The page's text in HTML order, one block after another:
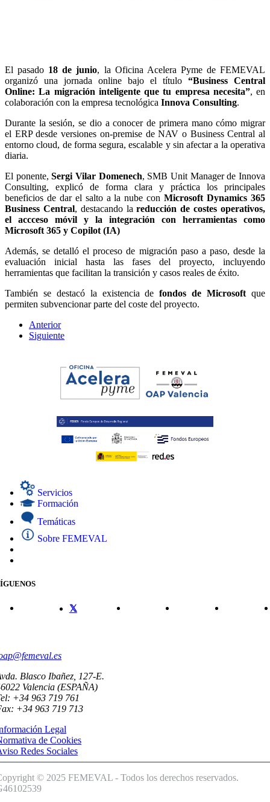
El pasado 18 de junio, la Oficina Acelera Pyme de FEMEVAL
organizó una jornada online bajo el título “Business Central
Online: La migración inteligente que tu empresa necesita”, en
colaboración con la empresa tecnológica Innova Consulting.
Durante la sesión, se dio a conocer de primera mano cómo migrar
el ERP desde versiones on-premise de NAV o Business Central al
entorno cloud, de forma segura, escalable y sin afectar a la operativa
diaria.
El ponente,Sergi Vilar Domenech, SMB Unit Manager de Innova
Consulting, explicó de forma clara y práctica los principales
beneficios de dar el salto a la nube conMicrosoft Dynamics 365
Business Central, destacando lareducción de costes operativos,
el accceso móvil y la integración con herramientas como
Microsoft 365 y Copilot (IA)
Además, se detalló el proceso de migración paso a paso, desde la
evaluación inicial hasta las fases del proyecto, incluyendo
herramientas que facilitan la transición y casos reales de éxito.
También se destacó la existencia defondos de Microsoft que
permiten subvencionar parte del coste del proyecto.
Anterior
Siguiente
Servicios
Formación
Temáticas
Sobre FEMEVAL
Blasco Ibañez, 127-E.
Valencia (ESPAÑA)
+34 963 719 761
+34 963 719 713
Legal
de Cookies
Redes Sociales
© 2025 FEMEVAL - Todos los derechos reservados.